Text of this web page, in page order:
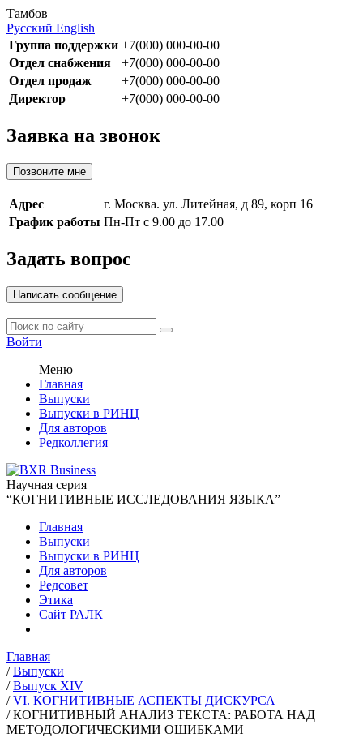
Тамбов
Русский English
Группа поддержки +7(000) 000-00-00
Отдел снабжения
+7(000) 000-00-00
Отдел продаж
+7(000) 000-00-00
Директор
+7(000) 000-00-00
Заявка на звонок
Позвоните мне
Адрес
г. Москва. ул. Литейная, д 89, корп 16
График работы Пн-Пт с 9.00 до 17.00
Задать вопрос
Написать сообщение
Войти
Меню
Главная
Выпуски
Выпуски в РИНЦ
Для авторов
Редколлегия
Научная серия
“КОГНИТИВНЫЕ ИССЛЕДОВАНИЯ ЯЗЫКА”
Главная
Выпуски
Выпуски в РИНЦ
Для авторов
Редсовет
Этика
Сайт РАЛК
Главная
/ Выпуски
/ Выпуск XIV
/ VI. КОГНИТИВНЫЕ АСПЕКТЫ ДИСКУРСА
/ КОГНИТИВНЫЙ АНАЛИЗ ТЕКСТА: РАБОТА НАД
МЕТОДОЛОГИЧЕСКИМИ ОШИБКАМИ